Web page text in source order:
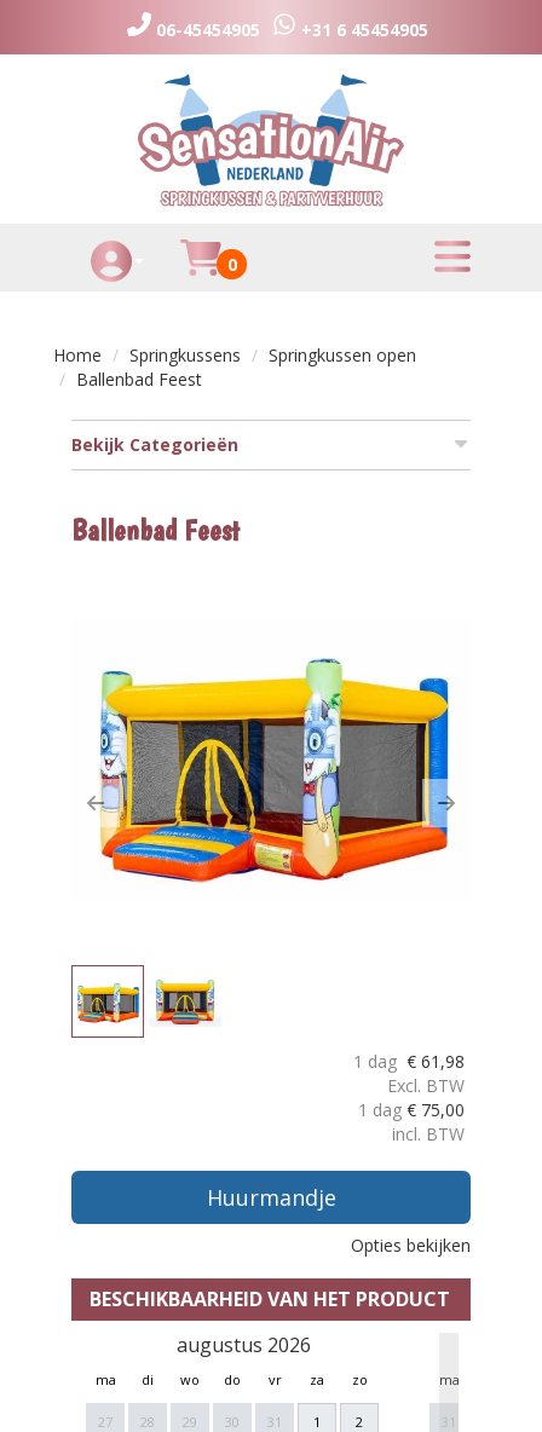
06-45454905 +31 6 45454905
Toggle Account dropdown
Huurmandje
0
toggle menu
Home Springkussens
Springkussen open
Ballenbad Feest
Bekijk Categorieën
Ballenbad Feest
Previous Next
1 dag € 61,98
Excl. BTW
1 dag € 75,00
incl. BTW
Huurmandje
Opties bekijken
BESCHIKBAARHEID VAN HET PRODUCT
augustus 2026
ma di wo do vr za zo
27 28 29 30 31 1 2
ma
31